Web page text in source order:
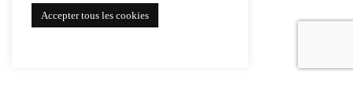
Accepter tous les cookies